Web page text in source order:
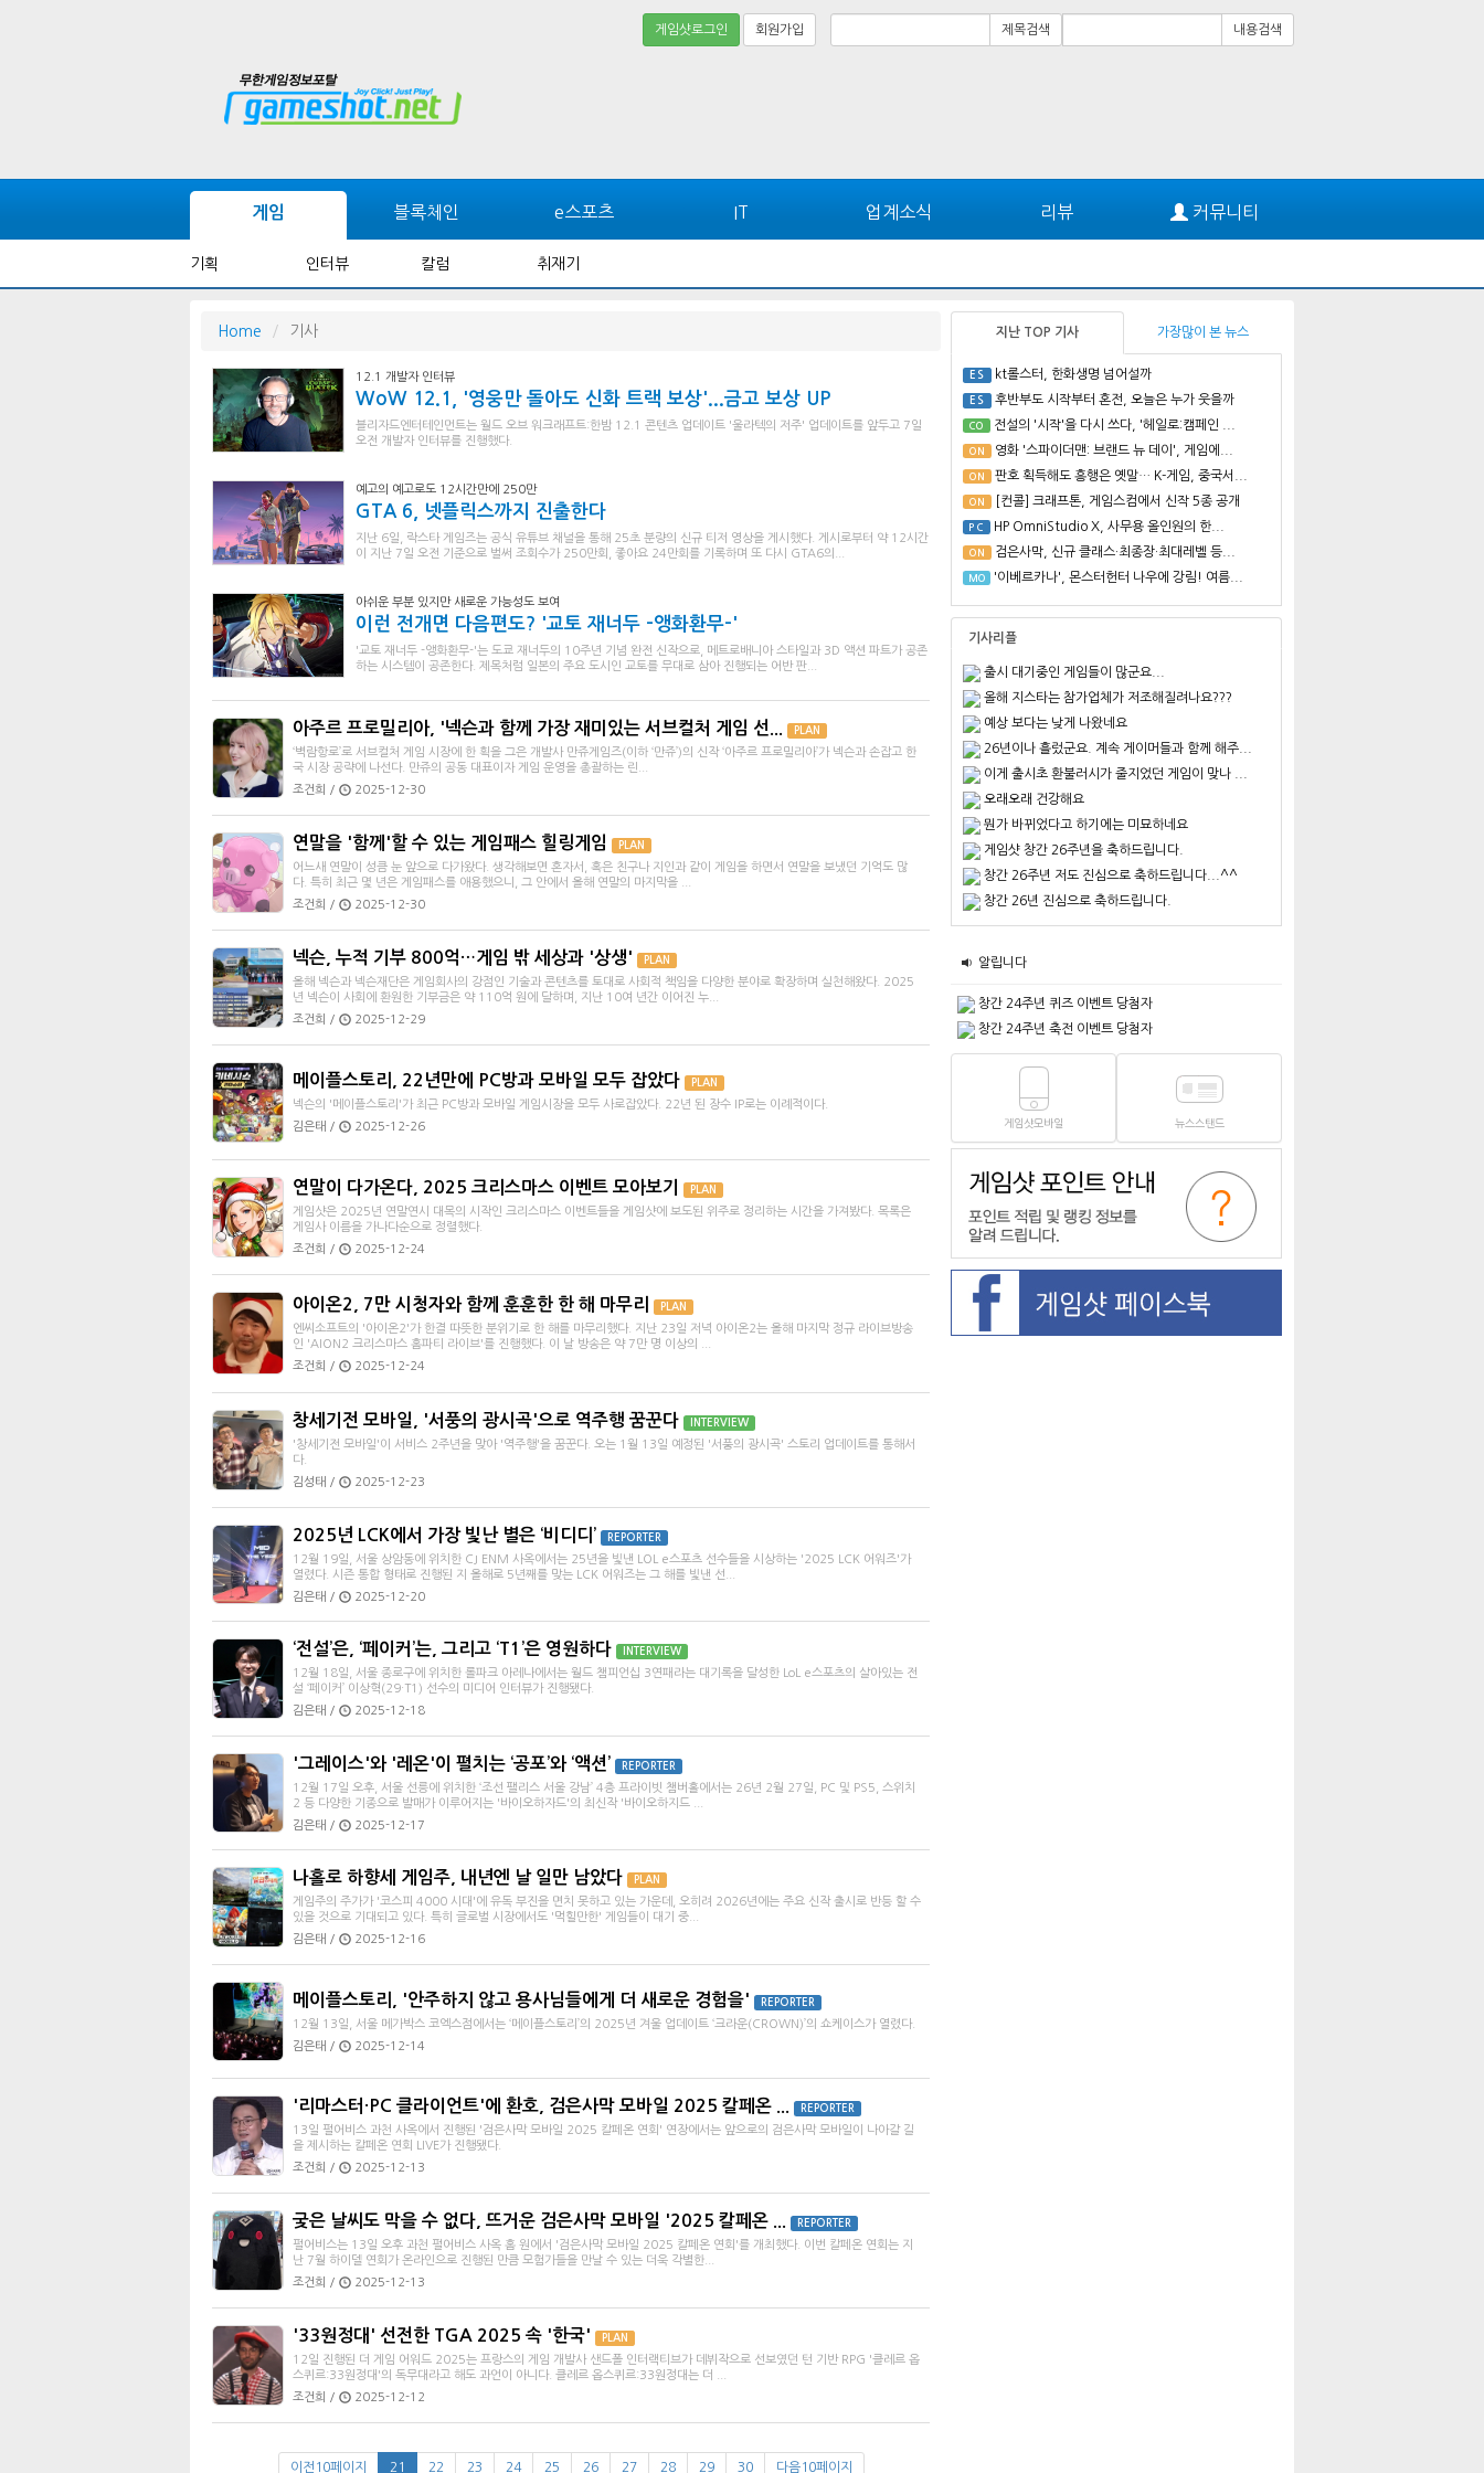
게임샷로그인 회원가입 제목검색 내용검색
게임 블록체인 e스포츠 IT 업계소식 리뷰 커뮤니티
기획 인터뷰 칼럼 취재기
Home 기사
12.1 개발자 인터뷰
WoW 12.1, '영웅만 돌아도 신화 트랙 보상'...금고 보상 UP
블리자드엔터테인먼트는 월드 오브 워크래프트:한밤 12.1 콘텐츠 업데이트 '울라텍의 저주' 업데이트를 앞두고 7일
오전 개발자 인터뷰를 진행했다.
예고의 예고로도 12시간만에 250만
GTA 6, 넷플릭스까지 진출한다
지난 6일, 락스타 게임즈는 공식 유튜브 채널을 통해 25초 분량의 신규 티저 영상을 게시했다. 게시로부터 약 12시간
이 지난 7일 오전 기준으로 벌써 조회수가 250만회, 좋아요 24만회를 기록하며 또 다시 GTA6의...
아쉬운 부분 있지만 새로운 가능성도 보여
이런 전개면 다음편도? '교토 재너두 -앵화환무-'
'교토 재너두 -앵화환무-'는 도쿄 재너두의 10주년 기념 완전 신작으로, 메트로배니아 스타일과 3D 액션 파트가 공존
하는 시스템이 공존한다. 제목처럼 일본의 주요 도시인 교토를 무대로 삼아 진행되는 어반 판...
아주르 프로밀리아, '넥슨과 함께 가장 재미있는 서브컬처 게임 선... PLAN
‘벽람항로’로 서브컬처 게임 시장에 한 획을 그은 개발사 만쥬게임즈(이하 ‘만쥬’)의 신작 ‘아주르 프로밀리아’가 넥슨과 손잡고 한
국 시장 공략에 나선다. 만쥬의 공동 대표이자 게임 운영을 총괄하는 린...
조건희 /
2025-12-30
연말을 '함께'할 수 있는 게임패스 힐링게임 PLAN
어느새 연말이 성큼 눈 앞으로 다가왔다. 생각해보면 혼자서, 혹은 친구나 지인과 같이 게임을 하면서 연말을 보냈던 기억도 많
다. 특히 최근 몇 년은 게임패스를 애용했으니, 그 안에서 올해 연말의 마지막을 ...
조건희 /
2025-12-30
넥슨, 누적 기부 800억…게임 밖 세상과 '상생' PLAN
올해 넥슨과 넥슨재단은 게임회사의 강점인 기술과 콘텐츠를 토대로 사회적 책임을 다양한 분야로 확장하며 실천해왔다. 2025
년 넥슨이 사회에 환원한 기부금은 약 110억 원에 달하며, 지난 10여 년간 이어진 누...
조건희 /
2025-12-29
메이플스토리, 22년만에 PC방과 모바일 모두 잡았다 PLAN
넥슨의 '메이플스토리'가 최근 PC방과 모바일 게임시장을 모두 사로잡았다. 22년 된 장수 IP로는 이례적이다.
김은태 /
2025-12-26
연말이 다가온다, 2025 크리스마스 이벤트 모아보기 PLAN
게임샷은 2025년 연말연시 대목의 시작인 크리스마스 이벤트들을 게임샷에 보도된 위주로 정리하는 시간을 가져봤다. 목록은
게임사 이름을 가나다순으로 정렬했다.
조건희 /
2025-12-24
아이온2, 7만 시청자와 함께 훈훈한 한 해 마무리 PLAN
엔씨소프트의 '아이온2'가 한결 따뜻한 분위기로 한 해를 마무리했다. 지난 23일 저녁 아이온2는 올해 마지막 정규 라이브방송
인 'AION2 크리스마스 홈파티 라이브'를 진행했다. 이 날 방송은 약 7만 명 이상의 ...
조건희 /
2025-12-24
창세기전 모바일, '서풍의 광시곡'으로 역주행 꿈꾼다 INTERVIEW
'창세기전 모바일'이 서비스 2주년을 맞아 '역주행'을 꿈꾼다. 오는 1월 13일 예정된 '서풍의 광시곡' 스토리 업데이트를 통해서
다.
김성태 /
2025-12-23
2025년 LCK에서 가장 빛난 별은 ‘비디디’ REPORTER
12월 19일, 서울 상암동에 위치한 CJ ENM 사옥에서는 25년을 빛낸 LOL e스포츠 선수들을 시상하는 '2025 LCK 어워즈'가
열렸다. 시즌 통합 형태로 진행된 지 올해로 5년째를 맞는 LCK 어워즈는 그 해를 빛낸 선...
김은태 /
2025-12-20
‘전설’은, ‘페이커’는, 그리고 ‘T1’은 영원하다 INTERVIEW
12월 18일, 서울 종로구에 위치한 롤파크 아레나에서는 월드 챔피언십 3연패라는 대기록을 달성한 LoL e스포츠의 살아있는 전
설 ‘페이커’ 이상혁(29·T1) 선수의 미디어 인터뷰가 진행됐다.
김은태 /
2025-12-18
'그레이스'와 '레온'이 펼치는 ‘공포’와 ‘액션’ REPORTER
12월 17일 오후, 서울 선릉에 위치한 ‘조선 팰리스 서울 강남’ 4층 프라이빗 챔버홀에서는 26년 2월 27일, PC 및 PS5, 스위치
2 등 다양한 기종으로 발매가 이루어지는 '바이오하자드'의 최신작 '바이오하지드 ...
김은태 /
2025-12-17
나홀로 하향세 게임주, 내년엔 날 일만 남았다 PLAN
게임주의 주가가 '코스피 4000 시대'에 유독 부진을 면치 못하고 있는 가운데, 오히려 2026년에는 주요 신작 출시로 반등 할 수
있을 것으로 기대되고 있다. 특히 글로벌 시장에서도 '먹힐만한' 게임들이 대기 중...
김은태 /
2025-12-16
메이플스토리, '안주하지 않고 용사님들에게 더 새로운 경험을' REPORTER
12월 13일, 서울 메가박스 코엑스점에서는 ‘메이플스토리’의 2025년 겨울 업데이트 ‘크라운(CROWN)’의 쇼케이스가 열렸다.
김은태 /
2025-12-14
'리마스터·PC 클라이언트'에 환호, 검은사막 모바일 2025 칼페온 ... REPORTER
13일 펄어비스 과천 사옥에서 진행된 '검은사막 모바일 2025 칼페온 연회' 연장에서는 앞으로의 검은사막 모바일이 나아갈 길
을 제시하는 칼페온 연회 LIVE가 진행됐다.
조건희 /
2025-12-13
궂은 날씨도 막을 수 없다, 뜨거운 검은사막 모바일 '2025 칼페온 ... REPORTER
펄어비스는 13일 오후 과천 펄어비스 사옥 홈 원에서 '검은사막 모바일 2025 칼페온 연회'를 개최했다. 이번 칼페온 연회는 지
난 7월 하이델 연회가 온라인으로 진행된 만큼 모험가들을 만날 수 있는 더욱 각별한...
조건희 /
2025-12-13
'33원정대' 선전한 TGA 2025 속 '한국' PLAN
12일 진행된 더 게임 어워드 2025는 프랑스의 게임 개발사 샌드폴 인터랙티브가 데뷔작으로 선보였던 턴 기반 RPG '클레르 옵
스퀴르:33원정대'의 독무대라고 해도 과언이 아니다. 클레르 옵스퀴르:33원정대는 더 ...
조건희 /
2025-12-12
이전10페이지 21 22 23 24 25 26 27 28 29 30 다음10페이지
지난 TOP 기사 가장많이 본 뉴스
ES kt롤스터, 한화생명 넘어설까
ES 후반부도 시작부터 혼전, 오늘은 누가 웃을까
CO 전설의 '시작'을 다시 쓰다, '헤일로:캠페인 ...
ON 영화 '스파이더맨: 브랜드 뉴 데이', 게임에...
ON 판호 획득해도 흥행은 옛말… K-게임, 중국서...
ON [컨콜] 크래프톤, 게임스컴에서 신작 5종 공개
PC HP OmniStudio X, 사무용 올인원의 한...
ON 검은사막, 신규 클래스·최종장·최대레벨 등...
MO '이베르카나', 몬스터헌터 나우에 강림! 여름...
기사리플
출시 대기중인 게임들이 많군요...
올해 지스타는 참가업체가 저조해질려나요???
예상 보다는 낮게 나왔네요
26년이나 흘렀군요. 계속 게이머들과 함께 해주...
이게 출시초 환불러시가 줄지었던 게임이 맞나 ...
오래오래 건강해요
뭔가 바뀌었다고 하기에는 미묘하네요
게임샷 창간 26주년을 축하드립니다.
창간 26주년 저도 진심으로 축하드립니다...^^
창간 26년 진심으로 축하드립니다.
알립니다
창간 24주년 퀴즈 이벤트 당첨자
창간 24주년 축전 이벤트 당첨자
게임샷모바일 뉴스스탠드